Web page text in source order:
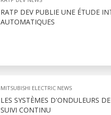
RATP DEV PUBLIE UNE ÉTUDE
AUTOMATIQUES
MITSUBISHI ELECTRIC NEWS
LES SYSTÈMES D'ONDULEURS
SUIVI CONTINU